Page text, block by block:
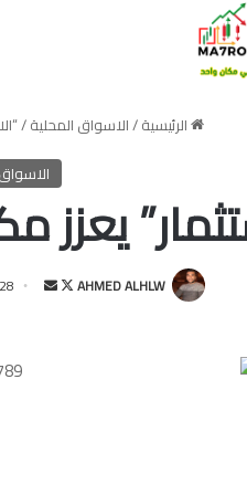
الرئيسية/الاسواق المحلية/
AHMED ALHLW
تابعأرسل 28 يناير,2015